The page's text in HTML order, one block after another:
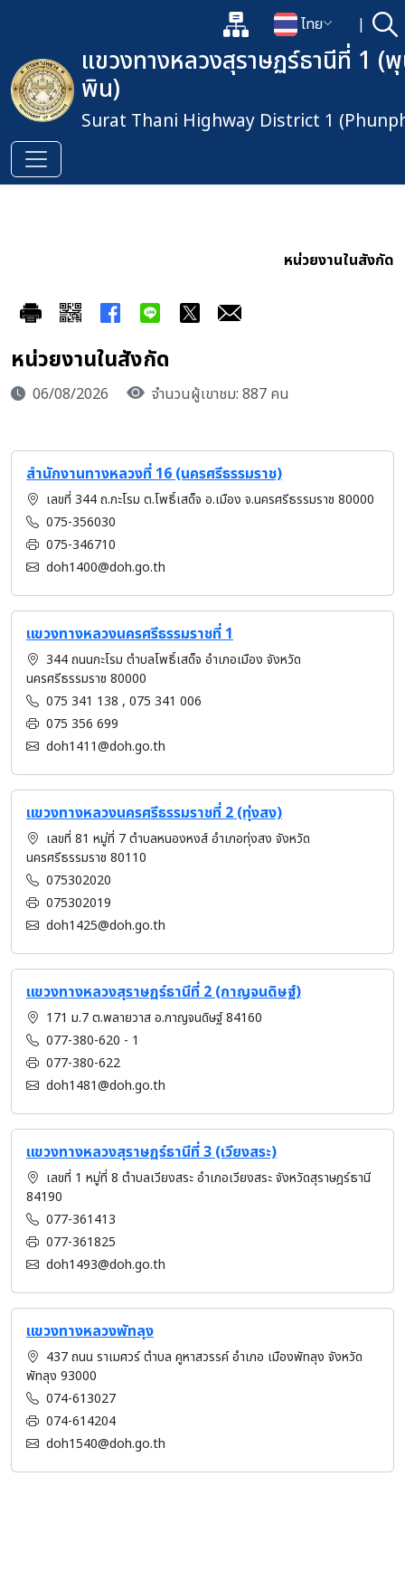
แผนผังเว็บไซต์
เปลี่ยนภาษา
ไทย | ค้
เปิดกล่องค้นหาข้อมูลหลักของเ
แขวงทางหลวงสุราษฏร์ธานีที่ 1 (
พิน)
Surat Thani Highway District 1
หน่วยงานในสังกัด
หน่วยงานในสังกัด
06/08/2026 จำนวนผู้เขาชม: 887 คน
สำนักงานทางหลวงที่ 16 (นครศรีธรรมราช)
เลขที่ 344 ถ.กะโรม ต.โพธิ์เสด็จ อ.เมือง จ.นครศรีธรรมราช 80000
075-356030
075-346710
doh1400@doh.go.th
แขวงทางหลวงนครศรีธรรมราชที่ 1
344 ถนนกะโรม ตำบลโพธิ์เสด็จ อำเภอเมือง จังหวัด
นครศรีธรรมราช 80000
075 341 138 , 075 341 006
075 356 699
doh1411@doh.go.th
แขวงทางหลวงนครศรีธรรมราชที่ 2 (ทุ่งสง)
เลขที่ 81 หมู่ที่ 7 ตำบลหนองหงส์ อำเภอทุ่งสง จังหวัด
นครศรีธรรมราช 80110
075302020
075302019
doh1425@doh.go.th
แขวงทางหลวงสุราษฏร์ธานีที่ 2 (กาญจนดิษฐ์)
171 ม.7 ต.พลายวาส อ.กาญจนดิษฐ์ 84160
077-380-620 - 1
077-380-622
doh1481@doh.go.th
แขวงทางหลวงสุราษฏร์ธานีที่ 3 (เวียงสระ)
เลขที่ 1 หมู่ที่ 8 ตำบลเวียงสระ อำเภอเวียงสระ จังหวัดสุราษฎร์ธานี
84190
077-361413
077-361825
doh1493@doh.go.th
แขวงทางหลวงพัทลุง
437 ถนน ราเมศวร์ ตำบล คูหาสวรรค์ อำเภอ เมืองพัทลุง จังหวัด
พัทลุง 93000
074-613027
074-614204
doh1540@doh.go.th